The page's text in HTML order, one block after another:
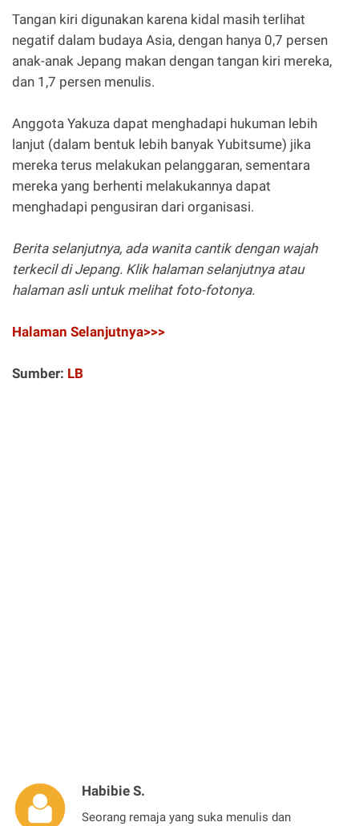
Tangan kiri digunakan karena kidal masih terlihat
negatif dalam budaya Asia, dengan hanya 0,7 persen
anak-anak Jepang makan dengan tangan kiri mereka,
dan 1,7 persen menulis.
Anggota Yakuza dapat menghadapi hukuman lebih
lanjut (dalam bentuk lebih banyak Yubitsume) jika
mereka terus melakukan pelanggaran, sementara
mereka yang berhenti melakukannya dapat
menghadapi pengusiran dari organisasi.
Berita selanjutnya, ada wanita cantik dengan wajah
terkecil di Jepang. Klik halaman selanjutnya atau
halaman asli untuk melihat foto-fotonya.
Halaman Selanjutnya>>>
Sumber: LB
Habibie S.
Seorang remaja yang suka menulis dan